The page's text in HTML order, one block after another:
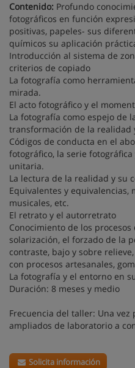
Contenido: Profundo
fotográficos en función
positivas, papeles- sus
químicos su aplicación
Introducción al sistema de
criterios de copiado
La fotografía como
mirada.
El acto fotográfico y el
La fotografía como espejo de
transformación de la realidad
Códigos de conducta en el
fotográfico, la serie
unitaria.
La lectura de la realidad y su
Equivalentes y equivalencias,
musicales, etc.
El retrato y el autorretrato
Conocimiento de los
solarización, el forzado de la
contraste, bajo y sobre
con procesos artesanales,
La fotografía y el entorno en
Duración: 8 meses y medio
Frecuencia del taller: Una vez
ampliados de laboratorio a
Solicita información